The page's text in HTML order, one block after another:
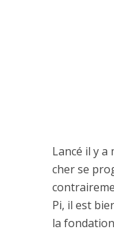
Lancé il y
cher se
Pi, il est
la